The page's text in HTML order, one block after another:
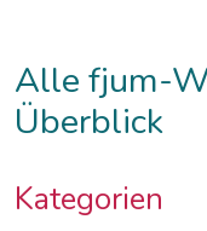
Alle fjum-
Überblick
Kategorien